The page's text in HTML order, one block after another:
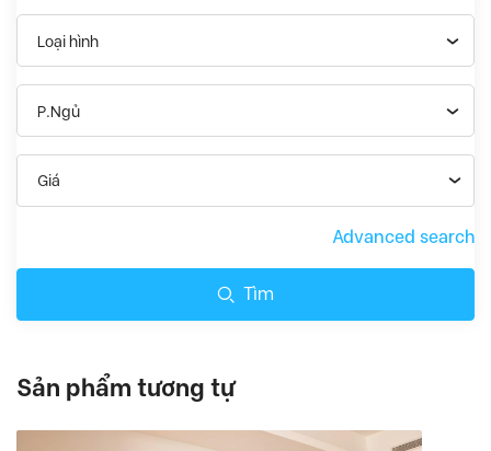
Loại hình
P.Ngủ
Giá
Advanced search
Tìm
Sản phẩm tương tự